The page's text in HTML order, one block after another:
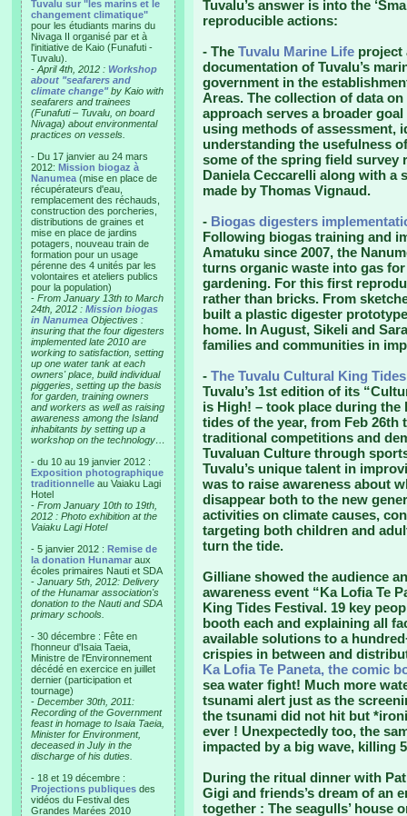
Tuvalu sur "les marins et le
changement climatique"
pour les étudiants marins du
Nivaga II organisé par et à
l'initiative de Kaio (Funafuti -
Tuvalu).
- April 4th, 2012 : Workshop
about "seafarers and
climate change"by Kaio with
seafarers and trainees
(Funafuti – Tuvalu, on board
Nivaga) about environmental
practices on vessels.
- Du 17 janvier au 24 mars
2012: Mission biogaz à
Nanumea (mise en place de
récupérateurs d'eau,
remplacement des réchauds,
construction des porcheries,
distributions de graines et
mise en place de jardins
potagers, nouveau train de
formation pour un usage
pérenne des 4 unités par les
volontaires et ateliers publics
pour la population)
- From January 13th to March
24th, 2012 : Mission biogas
in Nanumea Objectives :
insuring that the four digesters
implemented late 2010 are
working to satisfaction, setting
up one water tank at each
owners' place, build individual
piggeries, setting up the basis
for garden, training owners
and workers as well as raising
awareness among the Island
inhabitants by setting up a
workshop on the technology…
- du 10 au 19 janvier 2012 :
Exposition photographique
traditionnelle au Vaiaku Lagi
Hotel
- From January 10th to 19th,
2012 : Photo exhibition at the
Vaiaku Lagi Hotel
- 5 janvier 2012 : Remise de
la donation Hunamar aux
écoles primaires Nauti et SDA
- January 5th, 2012: Delivery
of the Hunamar association's
donation to the Nauti and SDA
primary schools.
- 30 décembre : Fête en
l'honneur d'Isaia Taeia,
Ministre de l'Environnement
décédé en exercice en juillet
dernier (participation et
tournage)
- December 30th, 2011:
Recording of the Government
feast in homage to Isaia Taeia,
Minister for Environment,
deceased in July in the
discharge of his duties.
- 18 et 19 décembre :
Projections publiques des
vidéos du Festival des
Grandes Marées 2010
Tuvalu’s answer is into the
reproducible actions:
- The Tuvalu Marine Life project
documentation of Tuvalu’s
government in the
Areas. The collection of data
approach serves a broader
using methods of assessment,
understanding the usefulness
some of the spring field survey
Daniela Ceccarelli along with a
made by Thomas Vignaud.
- Biogas digesters
Following biogas training and
Amatuku since 2007, the
turns organic waste into gas
gardening. For this first
rather than bricks. From
built a plastic digester
home. In August, Sikeli and
families and communities in
- The Tuvalu Cultural King
Tuvalu’s 1st edition of its
is High! – took place during
tides of the year, from Feb 26th
traditional competitions and
Tuvaluan Culture through
Tuvalu’s unique talent in
was to raise awareness about
disappear both to the new
activities on climate causes,
targeting both children and
turn the tide.
Gilliane showed the audience
awareness event “Ka Lofia Te
King Tides Festival. 19 key
booth each and explaining all
available solutions to a
crispies in between and
Ka Lofia Te Paneta, the comic
sea water fight! Much more
tsunami alert just as the
the tsunami did not hit but
ever ! Unexpectedly too, the
impacted by a big wave, killing
During the ritual dinner with
Gigi and friends’s dream of an
together : The seagulls’ house